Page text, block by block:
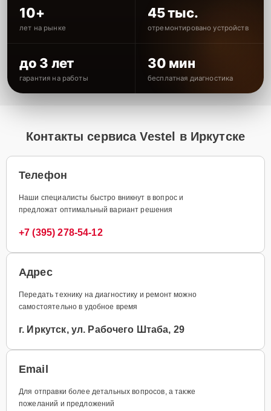
10+
лет на рынке
45 тыс.
отремонтировано устройств
до 3 лет
гарантия на работы
30 мин
бесплатная диагностика
Контакты сервиса Vestel в Иркутске
Телефон
Наши специалисты быстро вникнут в вопрос и
предложат оптимальный вариант решения
+7 (395) 278-54-12
Адрес
Передать технику на диагностику и ремонт можно
самостоятельно в удобное время
г. Иркутск, ул. Рабочего Штаба, 29
Email
Для отправки более детальных вопросов, а также
пожеланий и предложений